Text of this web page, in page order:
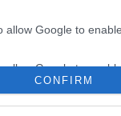
allow Google to
allow Google to
functionality
CONFIRM